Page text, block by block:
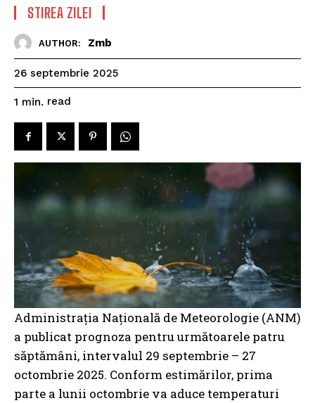
STIREA ZILEI
AUTHOR: Zmb
26 septembrie 2025
1 min. read
Administrația Națională de Meteorologie (ANM)
a publicat prognoza pentru următoarele patru
săptămâni, intervalul 29 septembrie – 27
octombrie 2025. Conform estimărilor, prima
parte a lunii octombrie va aduce temperaturi